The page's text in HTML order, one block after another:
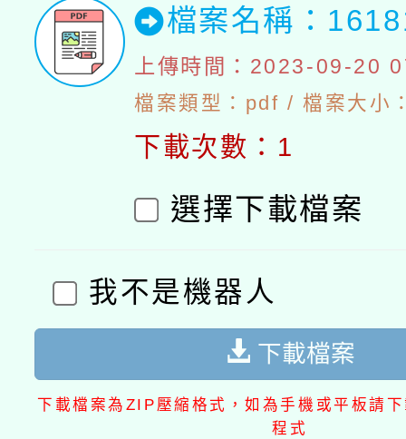
檔案名稱：
上傳時間：2023-09-20
檔案類型：pdf / 檔案大小
下載次數：1
選擇下載檔案
我不是機器人
下載檔案
下載檔案為ZIP壓縮格式，如為手機或平板請
程式